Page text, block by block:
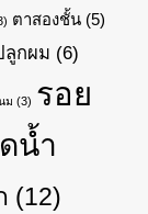
ตาสองชั้น (5)
ลูกผม (6)
ม (3) รอย
น้ำ
(12)